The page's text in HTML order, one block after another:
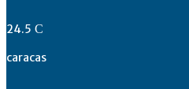
24.5 C
caracas